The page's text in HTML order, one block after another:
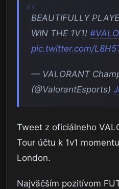
BEAUTIFULLY
WIN THE 1V1!
pic.twitter.com/
— VALORANT
(@ValorantEsports)
Tweet z oficiálneho
Tour účtu k 1v1
London.
Najväčším pozitívom